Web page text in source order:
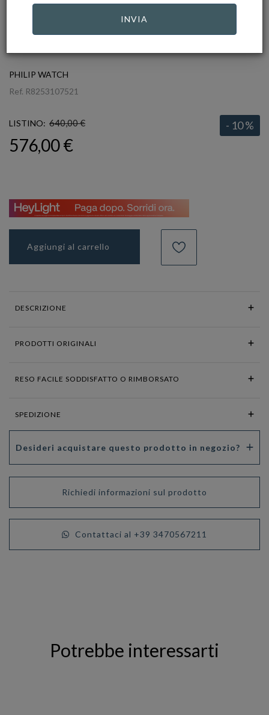
click to zoom
PHILIP WATCH
Ref. R8253107521
LISTINO: 640,00 € - 10 %
576,00 €
Aggiungi al carrello
DESCRIZIONE
PRODOTTI ORIGINALI
RESO FACILE SODDISFATTO O RIMBORSATO
SPEDIZIONE
Desideri acquistare questo prodotto in negozio?
Richiedi informazioni sul prodotto
Contattaci al +39 3470567211
Potrebbe interessarti
INVIA